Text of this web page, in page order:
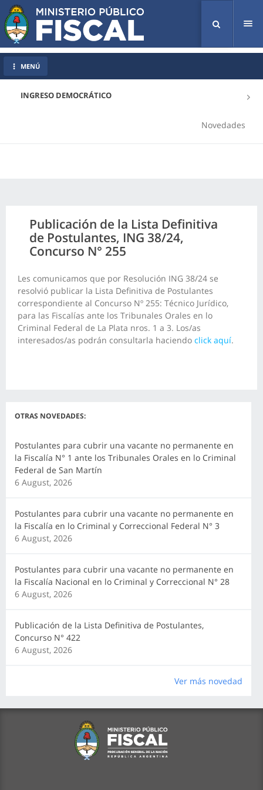
INGRESO DEMOCRÁTICO
Novedades
MENÚ
Publicación de la Lista Definitiva
de Postulantes, ING 38/24,
Concurso N° 255
Les comunicamos que por Resolución ING 38/24 se
resolvió publicar la Lista Definitiva de Postulantes
correspondiente al Concurso Nº 255: Técnico Jurídico,
para las Fiscalías ante los Tribunales Orales en lo
Criminal Federal de La Plata nros. 1 a 3. Los/as
interesados/as podrán consultarla haciendo click aquí.
OTRAS NOVEDADES:
Postulantes para cubrir una vacante no permanente en
la Fiscalía N° 1 ante los Tribunales Orales en lo Criminal
Federal de San Martín
6 August, 2026
Postulantes para cubrir una vacante no permanente en
la Fiscalía en lo Criminal y Correccional Federal N° 3
6 August, 2026
Postulantes para cubrir una vacante no permanente en
la Fiscalía Nacional en lo Criminal y Correccional N° 28
6 August, 2026
Publicación de la Lista Definitiva de Postulantes,
Concurso N° 422
6 August, 2026
Ver más novedad